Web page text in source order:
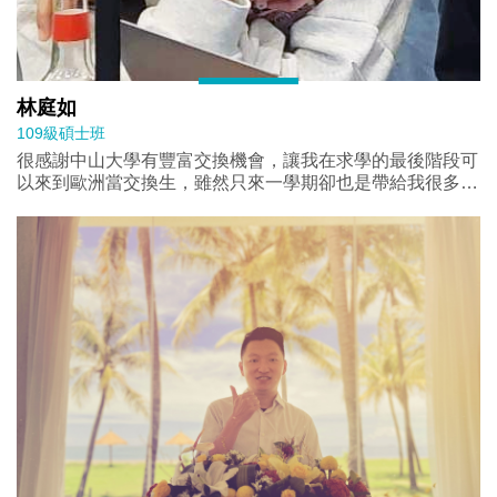
林庭如
109級碩士班
很感謝中山大學有豐富交換機會，讓我在求學的最後階段可
以來到歐洲當交換生，雖然只來一學期卻也是帶給我很多不